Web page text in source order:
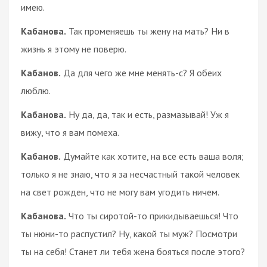
имею.
Кабанова. Так променяешь ты жену на мать? Ни в
жизнь я этому не поверю.
Кабанов. Да для чего же мне менять-с? Я обеих
люблю.
Кабанова. Ну да, да, так и есть, размазывай! Уж я
вижу, что я вам помеха.
Кабанов. Думайте как хотите, на все есть ваша воля;
только я не знаю, что я за несчастный такой человек
на свет рожден, что не могу вам угодить ничем.
Кабанова. Что ты сиротой-то прикидываешься! Что
ты нюни-то распустил? Ну, какой ты муж? Посмотри
ты на себя! Станет ли тебя жена бояться после этого?